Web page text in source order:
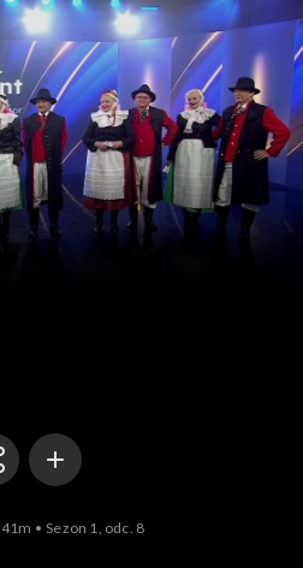
TalentAsy Senior
41m Sezon 1, odc. 8